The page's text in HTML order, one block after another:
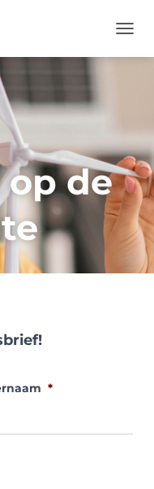
O
A
V
I
G
A
I
N
de
*